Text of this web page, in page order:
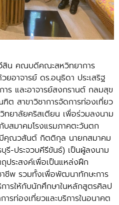
น คณบดีคณะสหวิทยาการ
อาจารย์ ดร.อนุธิดา ประเสริฐ
และอาจารย์สงกรานต์ กลมสุข
สาขาวิชาการจัดการท่องเที่ยว
ทยาลัยคริสเตียน เพื่อร่วมลงนาม
สมาคมโรงแรมภาคตะวันตก
มีคุณวสันต์ กิตติกุล นายกสมาคม
รี-ประจวบคีรีขันธ์) เป็นผู้ลงนาม
ประสงค์เพื่อเป็นแหล่งฝึก
าชีพ รวมทั้งเพื่อพัฒนาทักษะการ
ารให้กับนักศึกษาในหลักสูตรศิลป
รท่องเที่ยวและบริการในอนาคต